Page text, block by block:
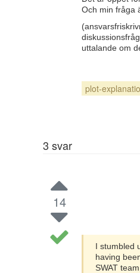
Och min fråga
uttalande om
plot-
3 svar
14
I stumbled
having
SWAT